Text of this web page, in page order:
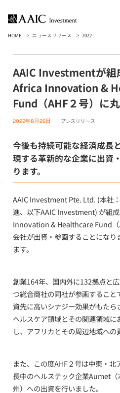
HOME ニュースリリース 2022
AAIC Investmentが組
Africa Innovation &
Fund（AHF２号）に
2022年8月26日 プレスリリース
今後も持続可能な経済成長
現する革新的な企業に出資
ります。
AAIC InvestmentPte. Ltd. (本社
進、以下AAIC Investment) が組
Innovation & Healthcare Fund
会社が出資・参画することになり
ます。
創業164年、国内外に132拠点と
つ総合商社の同社が参画するこ
資先に高いシナジー効果がもたら
ヘルスケア領域とその関連領域
し、アフリカとその周辺地域への
また、この度AHF２号は中東・北
長中のヘルステック企業Aumet（
州）への出資を行いました。